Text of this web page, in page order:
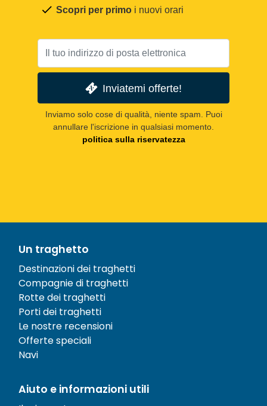
Scopri per primo i nuovi orari
Inviatemi offerte!
Inviamo solo cose di qualità, niente spam. Puoi
annullare l'iscrizione in qualsiasi momento.
politica sulla riservatezza
Un traghetto
Destinazioni dei traghetti
Compagnie di traghetti
Rotte dei traghetti
Porti dei traghetti
Le nostre recensioni
Offerte speciali
Navi
Aiuto e informazioni utili